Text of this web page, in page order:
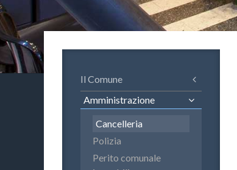
Il Comune
Amministrazione
Cancelleria
Polizia
Perito comunale